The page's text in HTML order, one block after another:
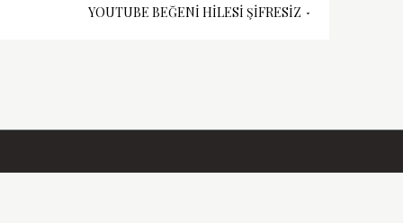
YOUTUBE BEĞENI HILESI ŞIFRESIZ